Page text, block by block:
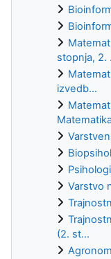
stopnja, 2.
izvedb...
Varstvo
(2. st...